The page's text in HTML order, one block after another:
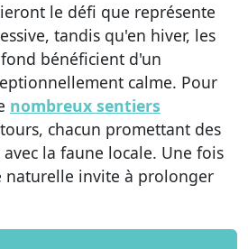
le défi que représente
tandis qu'en hiver, les
bénéficient d'un
calme. Pour
nombreux sentiers
chacun promettant des
la faune locale. Une fois
naturelle invite à prolonger